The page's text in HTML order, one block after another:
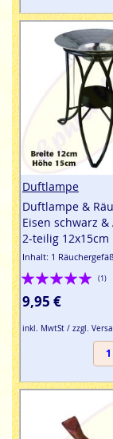
Duftlampe
Duftlampe &
Eisen schwarz
2-teilig 12x15cm
Inhalt: 1
Bewertung:
100%
(1)
9,95 €
inkl. MwtSt / zzgl.